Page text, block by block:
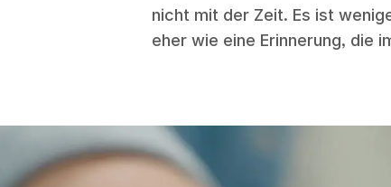
nicht mit der Zeit. Es ist
eher wie eine Erinnerung, die